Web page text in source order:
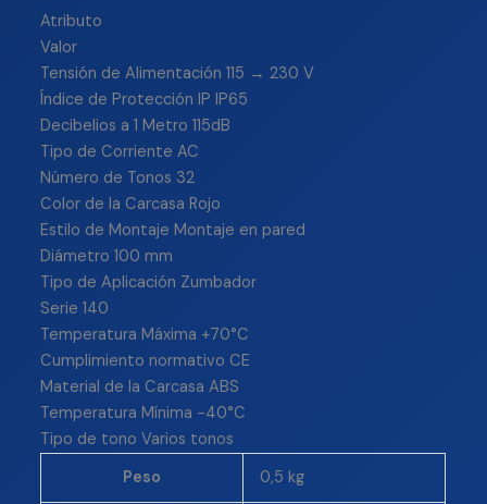
Atributo
Valor
Tensión de Alimentación 115 → 230 V
Índice de Protección IP IP65
Decibelios a 1 Metro 115dB
Tipo de Corriente AC
Número de Tonos 32
Color de la Carcasa Rojo
Estilo de Montaje Montaje en pared
Diámetro 100 mm
Tipo de Aplicación Zumbador
Serie 140
Temperatura Máxima +70°C
Cumplimiento normativo CE
Material de la Carcasa ABS
Temperatura Mínima -40°C
Tipo de tono Varios tonos
Peso
0,5 kg